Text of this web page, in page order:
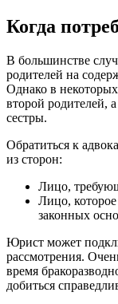
Когда
В большинстве
родителей на
Однако в
второй родителей,
сестры.
Обратиться к
из сторон:
Лицо,
Лицо,
законных
Юрист может
рассмотрения.
время
добиться